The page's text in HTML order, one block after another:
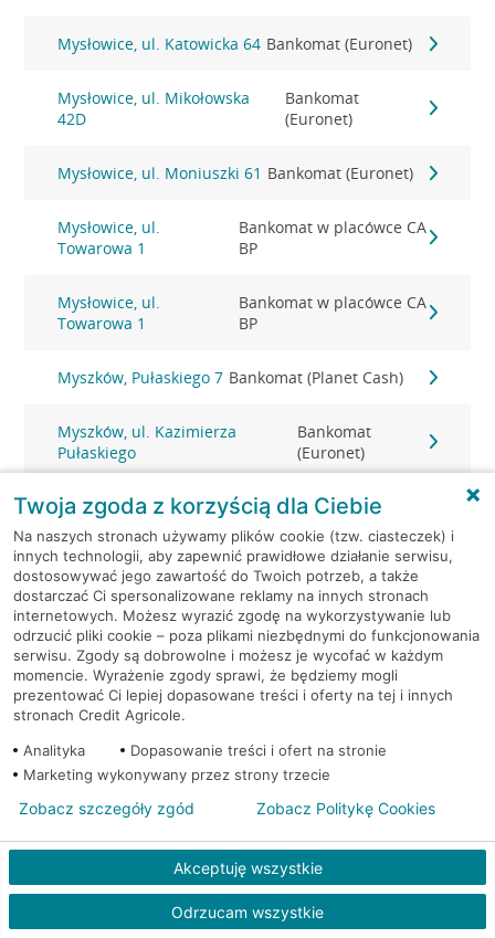
Mysłowice, ul. Katowicka 64 Bankomat (Euronet)
Mysłowice, ul. Mikołowska
42D
Bankomat
(Euronet)
Mysłowice, ul. Moniuszki 61 Bankomat (Euronet)
Mysłowice, ul.
Towarowa 1
Bankomat w placówce CA
BP
Mysłowice, ul.
Towarowa 1
Bankomat w placówce CA
BP
Myszków, Pułaskiego 7 Bankomat (Planet Cash)
Myszków, ul. Kazimierza
Pułaskiego
Bankomat
(Euronet)
Myszków, ul. Pułaskiego 6a Bankomat (Euronet)
Oświęcim, Powstańców
Śląskich 1
Bankomat (Planet
Cash)
Oświęcim, ul. Powstańców
Śląskich 1
Bankomat
(Euronet)
Oświęcim, ul. Powstańców
Bankomat
Piekary Śląskie, Andaluzja
9-21
Bankomat (Planet
Cash)
Piekary Śląskie, Bytomska
41
Bankomat (Planet
Cash)
Twoja zgoda z korzyścią dla Ciebie
Na naszych stronach używamy plików cookie (tzw. ciasteczek) i
innych technologii, aby zapewnić prawidłowe działanie serwisu,
dostosowywać jego zawartość do Twoich potrzeb, a także
dostarczać Ci spersonalizowane reklamy na innych stronach
internetowych. Możesz wyrazić zgodę na wykorzystywanie lub
odrzucić pliki cookie – poza plikami niezbędnymi do funkcjonowania
serwisu. Zgody są dobrowolne i możesz je wycofać w każdym
momencie. Wyrażenie zgody sprawi, że będziemy mogli
prezentować Ci lepiej dopasowane treści i oferty na tej i innych
stronach Credit Agricole.
Analityka
Dopasowanie treści i ofert na stronie
Marketing wykonywany przez strony trzecie
Akceptuję wszystkie
Odrzucam wszystkie
Zobacz szczegóły zgód Zobacz Politykę Cookies